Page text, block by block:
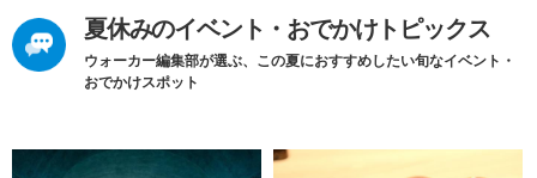
夏休みのイベント・おでかけトピックス
ウォーカー編集部が選ぶ、この夏におすすめしたい旬なイベント・
おでかけスポット